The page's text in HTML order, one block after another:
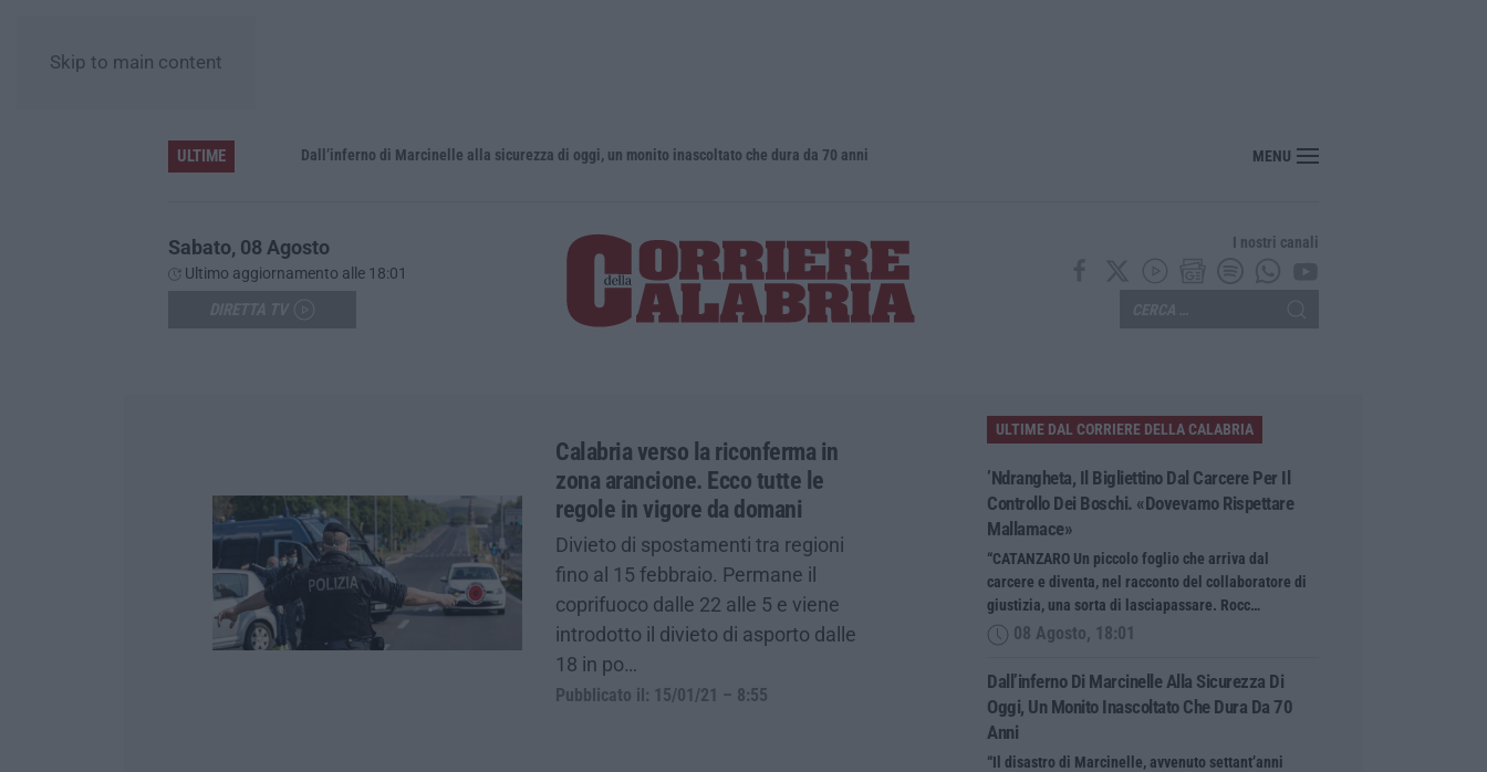
Skip to main content
ULTIME
’Ndrangheta, il bigliettino dal carcere per il controllo dei boschi. «Dovevamo rispettare Mallamace» Dall’inferno di Marcinelle alla sicurezza di oggi, un monito inascoltato che dura da 70 anni Incendio al Policlinico Gemelli, evacuati diversi pazientiMENU
Sabato, 08 Agosto
Ultimo aggiornamento alle 18:01
I nostri canali
Calabria verso la riconferma in
zona arancione. Ecco tutte le
regole in vigore da domani
Divieto di spostamenti tra regioni
fino al 15 febbraio. Permane il
coprifuoco dalle 22 alle 5 e viene
introdotto il divieto di asporto dalle
18 in po…
Pubblicato il: 15/01/21 – 8:55
ULTIME DAL CORRIERE DELLA CALABRIA
’Ndrangheta, Il Bigliettino Dal Carcere Per Il
Controllo Dei Boschi. «Dovevamo Rispettare
Mallamace»
“CATANZARO Un piccolo foglio che arriva dal
carcere e diventa, nel racconto del collaboratore di
giustizia, una sorta di lasciapassare. Rocc…
08 Agosto, 18:01
Dall’inferno Di Marcinelle Alla Sicurezza Di
Oggi, Un Monito Inascoltato Che Dura Da 70
Anni
“Il disastro di Marcinelle, avvenuto settant’anni